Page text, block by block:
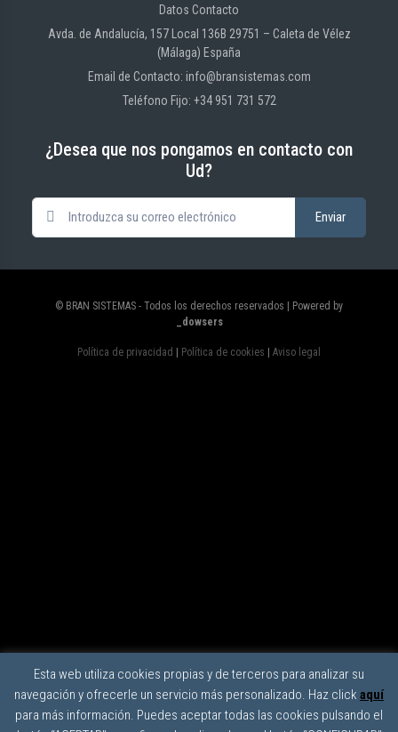
Datos Contacto
Avda. de Andalucía, 157 Local 136B 29751 – Caleta de Vélez
(Málaga) España
Email de Contacto: info@bransistemas.com
Teléfono Fijo: +34 951 731 572
¿Desea que nos pongamos en contacto con
Ud?
© BRAN SISTEMAS - Todos los derechos reservados | Powered by
_dowsers
Política de privacidad | Política de cookies | Aviso legal
Esta web utiliza cookies propias y de terceros para analizar su
navegación y ofrecerle un servicio más personalizado. Haz click aquí
para más información. Puedes aceptar todas las cookies pulsando el